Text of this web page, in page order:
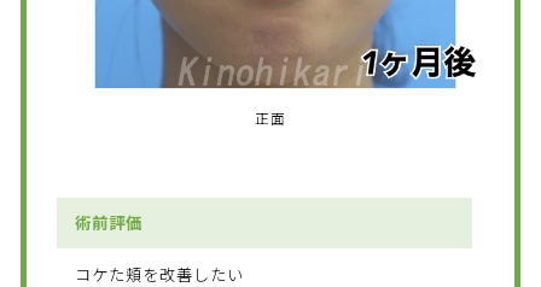
正面
術前評価
コケた頬を改善したい